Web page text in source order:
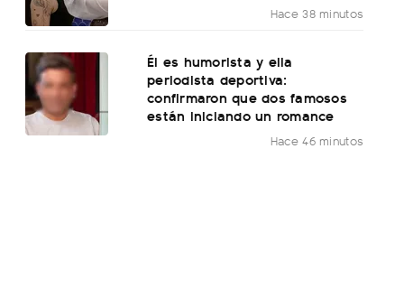
Hace 38 minutos
Él es humorista y ella
periodista deportiva:
confirmaron que dos famosos
están iniciando un romance
Hace 46 minutos